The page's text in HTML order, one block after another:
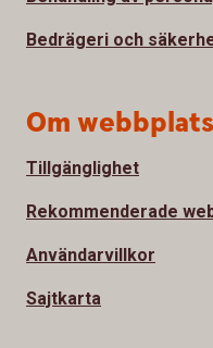
Bedrägeri och
Om
Tillgänglighet
Rekommenderade
Användarvillkor
Sajtkarta